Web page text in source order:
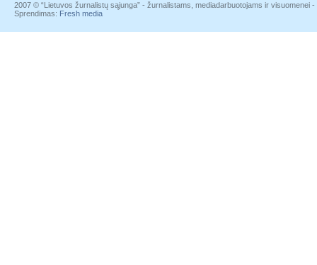
2007 © “Lietuvos žurnalistų sąjunga” - žurnalistams, mediadarbuotojams ir visuomenei
Sprendimas: Fresh media